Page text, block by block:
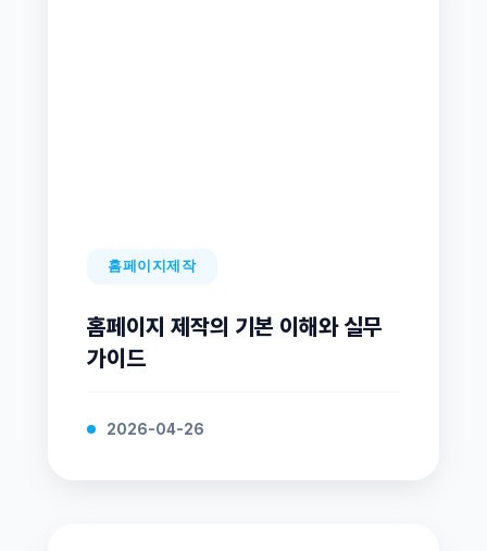
홈페이지제작
홈페이지 제작의 기본 이해와 실무
가이드
2026-04-26